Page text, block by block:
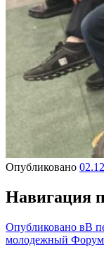
Опубликовано
Навигация
Опубликовано вВ
молодежный Форум